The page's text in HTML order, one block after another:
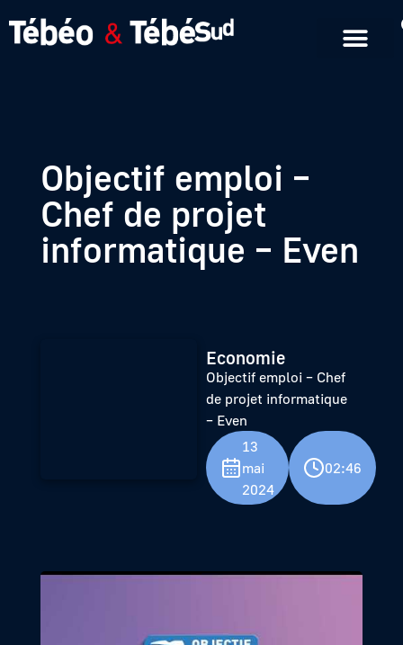
Objectif emploi –
Chef de projet
informatique – Even
Economie
Objectif emploi – Chef
de projet informatique
– Even
13
mai
2024
02:46